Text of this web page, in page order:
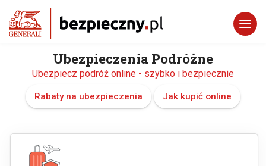
Ubezpieczenia Podróżne
Ubezpiecz podróż online - szybko i bezpiecznie
Rabaty na ubezpieczenia Jak kupić online